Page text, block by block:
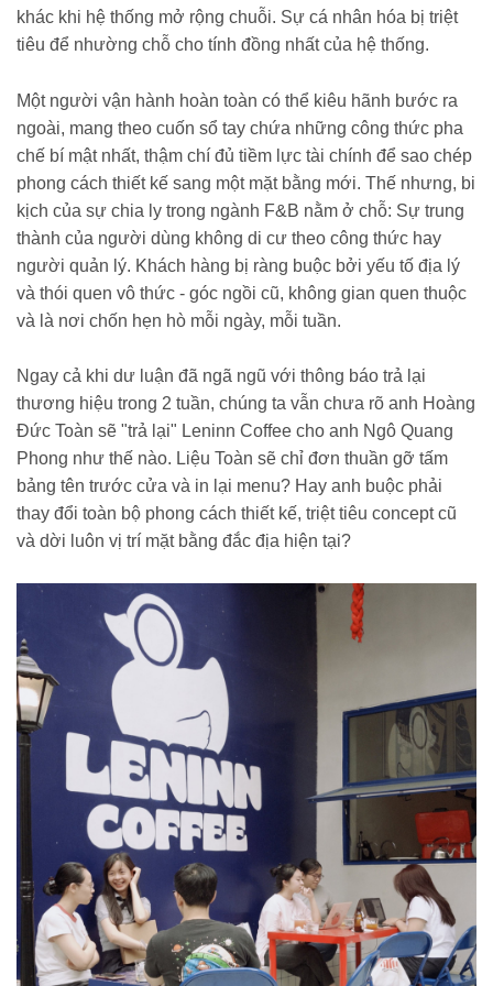
khác khi hệ thống mở rộng chuỗi. Sự cá nhân hóa bị triệt
tiêu để nhường chỗ cho tính đồng nhất của hệ thống.
Một người vận hành hoàn toàn có thể kiêu hãnh bước ra
ngoài, mang theo cuốn sổ tay chứa những công thức pha
chế bí mật nhất, thậm chí đủ tiềm lực tài chính để sao chép
phong cách thiết kế sang một mặt bằng mới. Thế nhưng, bi
kịch của sự chia ly trong ngành F&B nằm ở chỗ: Sự trung
thành của người dùng không di cư theo công thức hay
người quản lý. Khách hàng bị ràng buộc bởi yếu tố địa lý
và thói quen vô thức - góc ngồi cũ, không gian quen thuộc
và là nơi chốn hẹn hò mỗi ngày, mỗi tuần.
Ngay cả khi dư luận đã ngã ngũ với thông báo trả lại
thương hiệu trong 2 tuần, chúng ta vẫn chưa rõ anh Hoàng
Đức Toàn sẽ "trả lại" Leninn Coffee cho anh Ngô Quang
Phong như thế nào. Liệu Toàn sẽ chỉ đơn thuần gỡ tấm
bảng tên trước cửa và in lại menu? Hay anh buộc phải
thay đổi toàn bộ phong cách thiết kế, triệt tiêu concept cũ
và dời luôn vị trí mặt bằng đắc địa hiện tại?